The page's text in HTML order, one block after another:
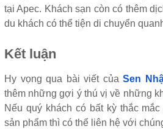
tại Apec. Khách sạn còn có thêm
du khách có thể tiện di chuyển
Kết luận
Hy vọng qua bài viết của Sen
thêm những gợi ý thú vị về những
Nếu quý khách có bất kỳ thắc
sản phẩm thì có thể liên hệ với